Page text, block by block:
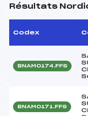
Résultats
Codex
BNAM0174.FFS
BNAM0171.FFS